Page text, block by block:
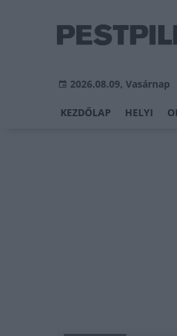
2026.08.09, Vasárnap
KEZDŐLAP HELYI